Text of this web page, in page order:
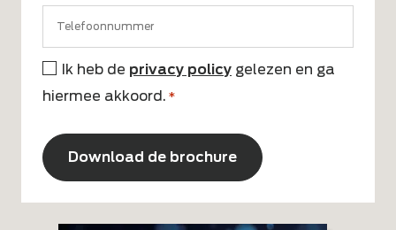
Instemming
*
Ik heb de privacy policy gelezen en ga
hiermee akkoord. *